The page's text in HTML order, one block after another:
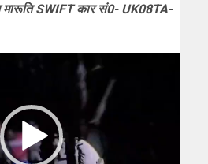
मारूति SWIFT कार सं0- UK08TA-